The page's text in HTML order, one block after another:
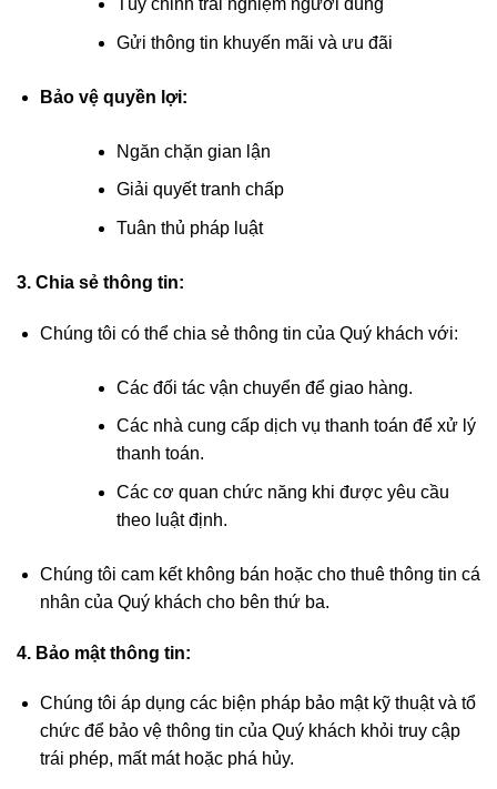
Tùy chỉnh trải nghiệm người dùng
Gửi thông tin khuyến mãi và ưu đãi
Bảo vệ quyền lợi:
Ngăn chặn gian lận
Giải quyết tranh chấp
Tuân thủ pháp luật
3. Chia sẻ thông tin:
Chúng tôi có thể chia sẻ thông tin của Quý khách với:
Các đối tác vận chuyển để giao hàng.
Các nhà cung cấp dịch vụ thanh toán để xử lý
thanh toán.
Các cơ quan chức năng khi được yêu cầu
theo luật định.
Chúng tôi cam kết không bán hoặc cho thuê thông tin cá
nhân của Quý khách cho bên thứ ba.
4. Bảo mật thông tin:
Chúng tôi áp dụng các biện pháp bảo mật kỹ thuật và tổ
chức để bảo vệ thông tin của Quý khách khỏi truy cập
trái phép, mất mát hoặc phá hủy.